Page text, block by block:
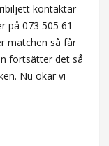
kontaktar
på 073 505 61
matchen så får
fortsätter det så
Nu ökar vi